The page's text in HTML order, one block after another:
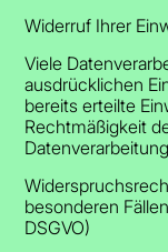
Widerruf Ihrer
Viele
ausdrücklichen
bereits erteilte
Rechtmäßigkeit
besonderen
DSGVO)